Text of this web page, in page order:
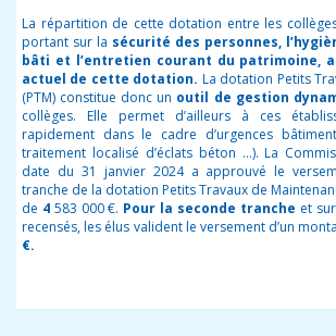
La répartition de cette dotation entre les
portant sur la sécurité des personnes,
bâti et l’entretien courant du patrimoine,
actuel de cette dotation. La dotation Petits
(PTM) constitue donc un outil de gestion
collèges. Elle permet d’ailleurs à ces
rapidement dans le cadre d’urgences
traitement localisé d’éclats béton …). La
date du 31 janvier 2024 a approuvé le
tranche de la dotation Petits Travaux de
de 4583 000 €. Pour la seconde tranche et
recensés, les élus valident le versement d’un
€.